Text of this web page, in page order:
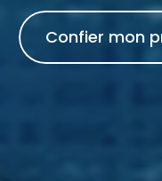
Confier mon